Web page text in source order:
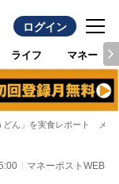
ログイン
ライフ マネー
どん」を実食レポート メイ
マネーポストWEB